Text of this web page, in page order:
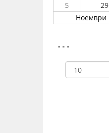
5
29
Ноември
- - -